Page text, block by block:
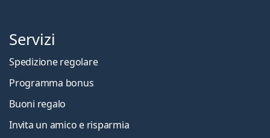
Servizi
Spedizione regolare
Programma bonus
Buoni regalo
Invita un amico e risparmia